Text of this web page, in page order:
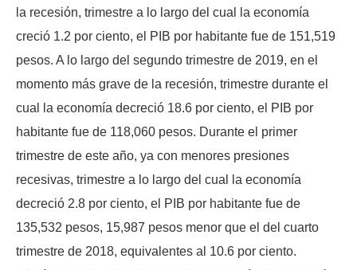
la recesión, trimestre a lo largo del cual la economía
creció 1.2 por ciento, el PIB por habitante fue de 151,519
pesos. A lo largo del segundo trimestre de 2019, en el
momento más grave de la recesión, trimestre durante el
cual la economía decreció 18.6 por ciento, el PIB por
habitante fue de 118,060 pesos. Durante el primer
trimestre de este año, ya con menores presiones
recesivas, trimestre a lo largo del cual la economía
decreció 2.8 por ciento, el PIB por habitante fue de
135,532 pesos, 15,987 pesos menor que el del cuarto
trimestre de 2018, equivalentes al 10.6 por ciento.